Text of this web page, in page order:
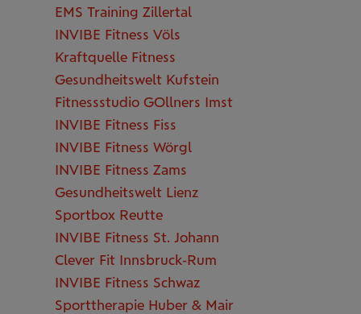
EMS Training Zillertal
INVIBE Fitness Völs
Kraftquelle Fitness
Gesundheitswelt Kufstein
Fitnessstudio GOllners Imst
INVIBE Fitness Fiss
INVIBE Fitness Wörgl
INVIBE Fitness Zams
Gesundheitswelt Lienz
Sportbox Reutte
INVIBE Fitness St. Johann
Clever Fit Innsbruck-Rum
INVIBE Fitness Schwaz
Sporttherapie Huber & Mair